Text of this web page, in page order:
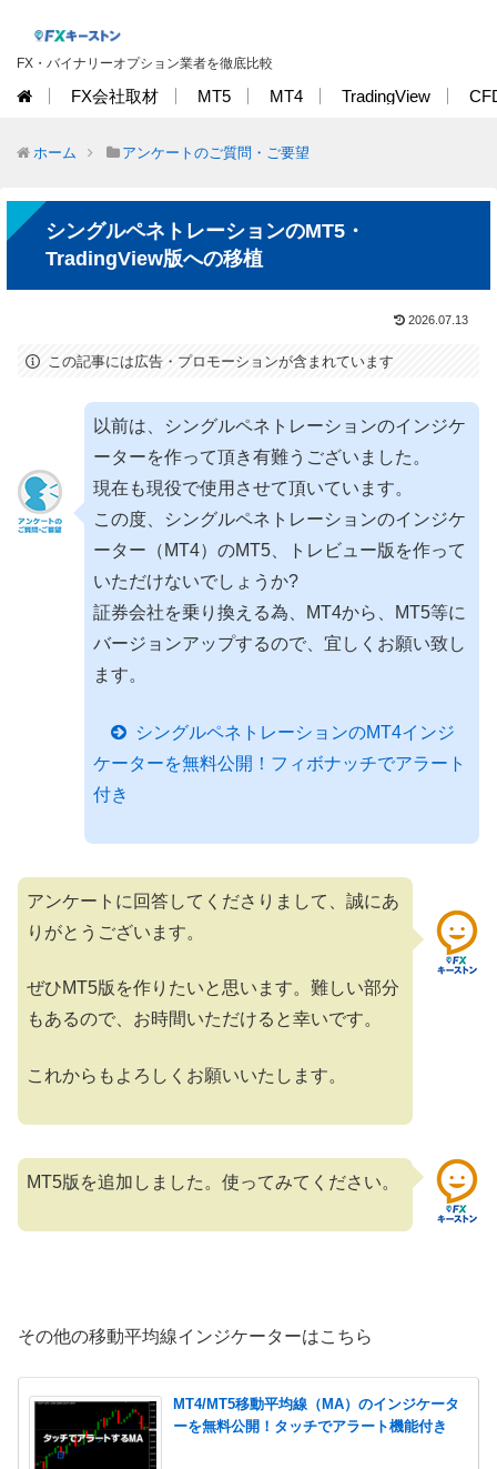
FX・バイナリーオプション業者を徹底比較
FX会社取材 MT5 MT4 TradingView
ホーム アンケートのご質問・ご要望
シングルペネトレーションのMT5・
TradingView版への移植
2026.07.13
この記事には広告・プロモーションが含まれています
以前は、シングルペネトレーションのインジケ
ーターを作って頂き有難うございました。
現在も現役で使用させて頂いています。
この度、シングルペネトレーションのインジケ
ーター（MT4）のMT5、トレビュー版を作って
いただけないでしょうか?
証券会社を乗り換える為、MT4から、MT5等に
バージョンアップするので、宜しくお願い致し
ます。
シングルペネトレーションのMT4インジ
ケーターを無料公開！フィボナッチでアラート
付き
アンケートに回答してくださりまして、誠にあ
りがとうございます。
ぜひMT5版を作りたいと思います。難しい部分
もあるので、お時間いただけると幸いです。
これからもよろしくお願いいたします。
MT5版を追加しました。使ってみてください。
その他の移動平均線インジケーターはこちら
MT4/MT5移動平均線（MA）のインジケータ
ーを無料公開！タッチでアラート機能付き